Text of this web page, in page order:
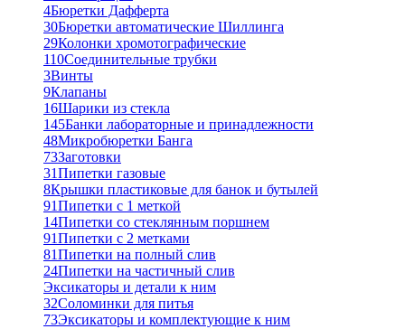
4Бюретки Дафферта
30Бюретки автоматические Шиллинга
29Колонки хромотографические
110Соединительные трубки
3Винты
9Клапаны
16Шарики из стекла
145Банки лабораторные и принадлежности
48Микробюретки Банга
73Заготовки
31Пипетки газовые
8Крышки пластиковые для банок и бутылей
91Пипетки с 1 меткой
14Пипетки со стеклянным поршнем
91Пипетки с 2 метками
81Пипетки на полный слив
24Пипетки на частичный слив
Эксикаторы и детали к ним
32Соломинки для питья
73Эксикаторы и комплектующие к ним